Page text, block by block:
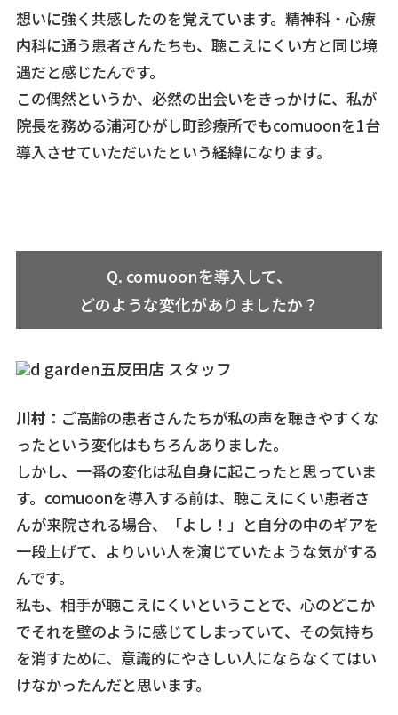
想いに強く共感したのを覚えています。精神科・心療
内科に通う患者さんたちも、聴こえにくい方と同じ境
遇だと感じたんです。
この偶然というか、必然の出会いをきっかけに、私が
院長を務める浦河ひがし町診療所でもcomuoonを1台
導入させていただいたという経緯になります。
Q. comuoonを導入して、
どのような変化がありましたか？
川村： ご高齢の患者さんたちが私の声を聴きやすくな
ったという変化はもちろんありました。
しかし、一番の変化は私自身に起こったと思っていま
す。comuoonを導入する前は、聴こえにくい患者さ
んが来院される場合、「よし！」と自分の中のギアを
一段上げて、よりいい人を演じていたような気がする
んです。
私も、相手が聴こえにくいということで、心のどこか
でそれを壁のように感じてしまっていて、その気持ち
を消すために、意識的にやさしい人にならなくてはい
けなかったんだと思います。